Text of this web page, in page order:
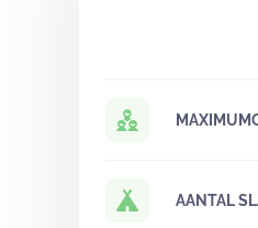
AANTAL